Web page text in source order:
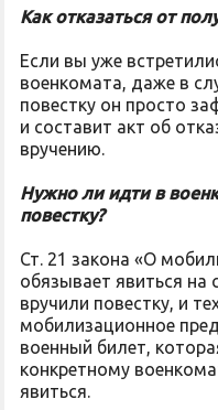
Как отказаться от
Если вы уже
военкомата, даже в
повестку он просто
и составит акт об
вручению.
Нужно ли идти в
повестку?
Ст. 21 закона «О
обязывает явиться на
вручили повестку, и
мобилизационное
военный билет,
конкретному
явиться.